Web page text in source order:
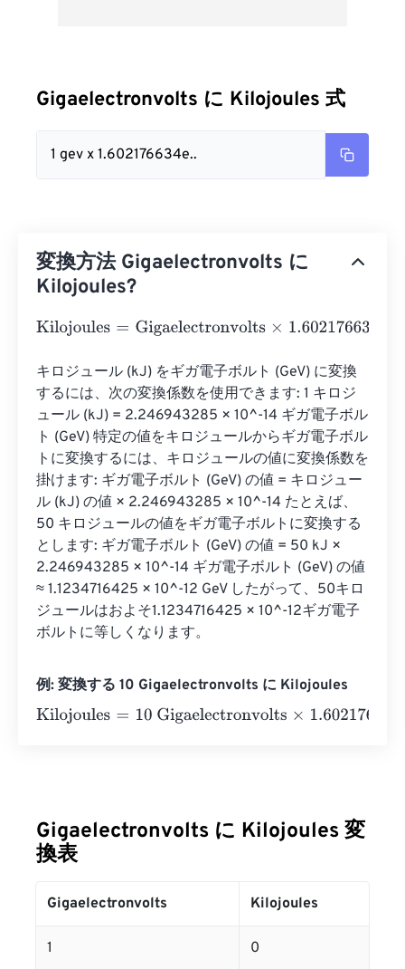
Gigaelectronvolts に Kilojoules 式
1 gev x 1.602176634e..
変換方法 Gigaelectronvolts に
Kilojoules?
Kilojoules=Gigaelectronvolts×1.602176634e-14
キロジュール (kJ) をギガ電子ボルト (GeV) に変換
するには、次の変換係数を使用できます: 1 キロジ
ュール (kJ) = 2.246943285 × 10^-14 ギガ電子ボル
ト (GeV) 特定の値をキロジュールからギガ電子ボル
トに変換するには、キロジュールの値に変換係数を
掛けます: ギガ電子ボルト (GeV) の値 = キロジュー
ル (kJ) の値 × 2.246943285 × 10^-14 たとえば、
50 キロジュールの値をギガ電子ボルトに変換する
とします: ギガ電子ボルト (GeV) の値 = 50 kJ ×
2.246943285 × 10^-14 ギガ電子ボルト (GeV) の値
≈ 1.1234716425 × 10^-12 GeV したがって、50キロ
ジュールはおよそ1.1234716425 × 10^-12ギガ電子
ボルトに等しくなります。
例: 変換する 10 Gigaelectronvolts に Kilojoules
Kilojoules=10 Gigaelectronvolts×1.602176634e-14=
Gigaelectronvolts に Kilojoules 変
換表
Gigaelectronvolts Kilojoules
1 0